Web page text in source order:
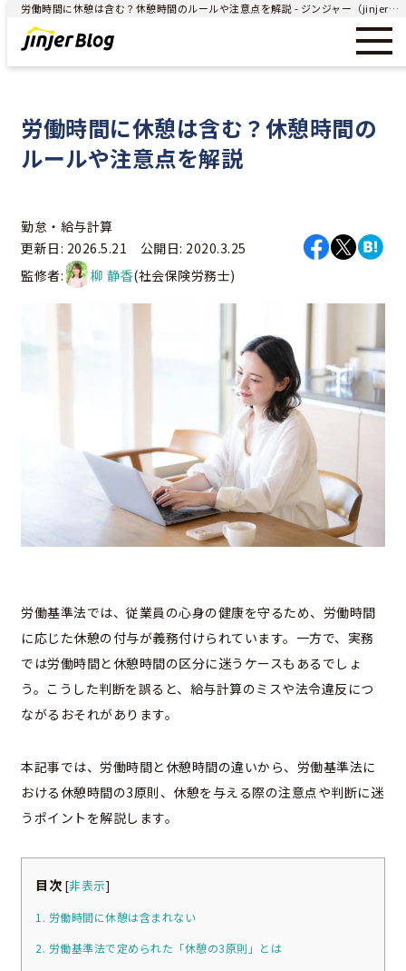
労働時間に休憩は含む？休憩時間のルールや注意点を解説 - ジンジャー（jinjer）｜統合型人事システム
労働時間に休憩は含む？休憩時間の
ルールや注意点を解説
勤怠・給与計算
更新日: 2026.5.21 公開日: 2020.3.25
監修者:
柳 静香(社会保険労務士)
労働基準法では、従業員の心身の健康を守るため、労働時間
に応じた休憩の付与が義務付けられています。一方で、実務
では労働時間と休憩時間の区分に迷うケースもあるでしょ
う。こうした判断を誤ると、給与計算のミスや法令違反につ
ながるおそれがあります。
本記事では、労働時間と休憩時間の違いから、労働基準法に
おける休憩時間の3原則、休憩を与える際の注意点や判断に迷
うポイントを解説します。
目次 [非表示]
1. 労働時間に休憩は含まれない
2. 労働基準法で定められた「休憩の3原則」とは